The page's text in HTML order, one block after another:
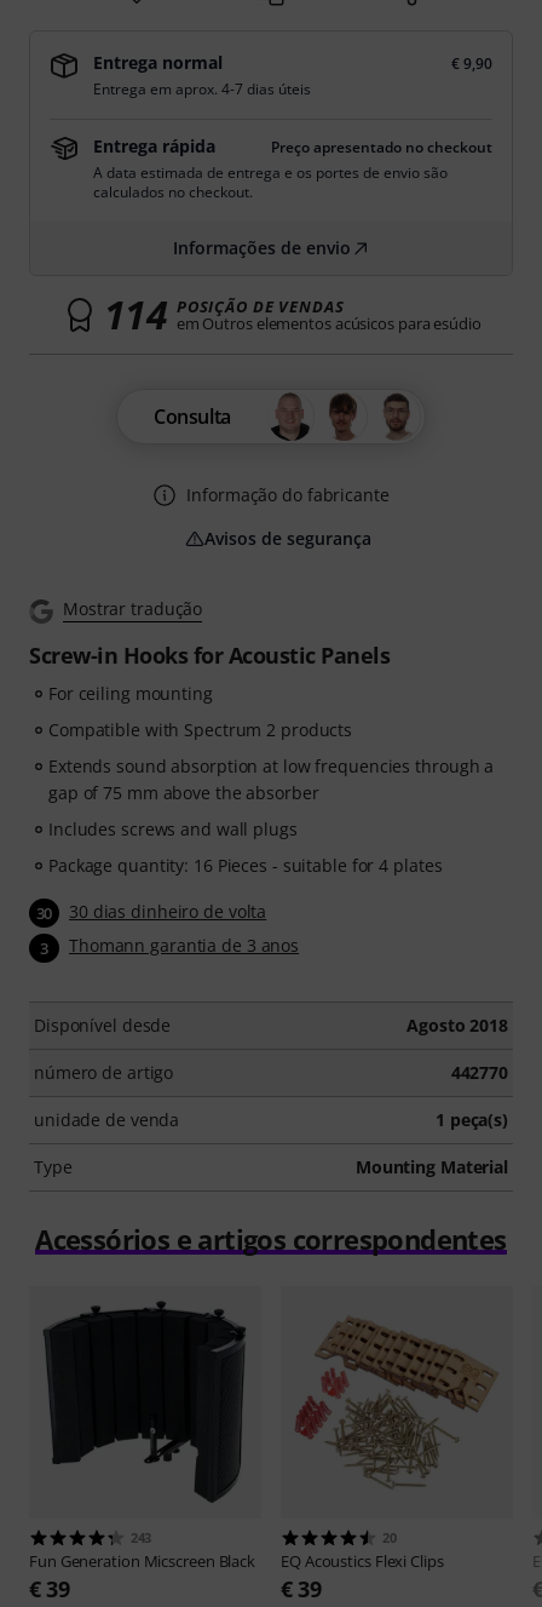
Mostrar tradução
Screw-in Hooks for Acoustic Panels
For ceiling mounting
Compatible with Spectrum 2 products
Extends sound absorption at low frequencies through a
gap of 75 mm above the absorber
Includes screws and wall plugs
Package quantity: 16 Pieces - suitable for 4 plates
30 30 dias dinheiro de volta
3 Thomann garantia de 3 anos
Disponível desde Agosto 2018
número de artigo 442770
unidade de venda 1 peça(s)
Type Mounting Material
Entrega normal
€ 9,90
Entrega em aprox. 4-7 dias úteis
Entrega rápida
Preço apresentado no checkout
A data estimada de entrega e os portes de envio são
calculados no checkout.
Informações de envio
114 POSIÇÃO DE VENDAS
em Outros elementos acúsicos para esúdio
Consulta
Informação do fabricante
Avisos de segurança
Acessórios e artigos correspondentes
243
Fun Generation Micscreen Black
€ 39
20
EQ Acoustics Flexi Clips
€ 39